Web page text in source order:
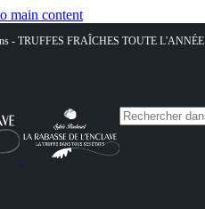
main content
- TRUFFES FRAÎCHES TOUTE L'ANNÉE